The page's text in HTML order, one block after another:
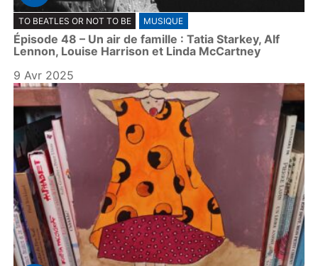
P
l
a
y
TO BEATLES OR NOT TO BE MUSIQUE
Épisode 48 – Un air de famille : Tatia Starkey, Alf
Lennon, Louise Harrison et Linda McCartney
9 Avr 2025